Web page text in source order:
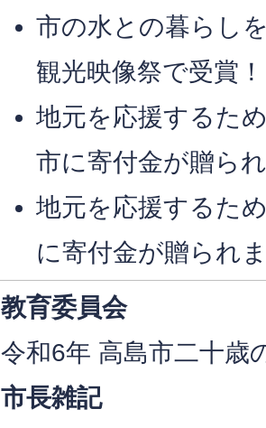
市の水との暮らし
観光映像祭で受賞！
地元を応援するた
市に寄付金が贈ら
地元を応援するた
に寄付金が贈られ
教育委員会
令和6年 高島市二十歳
市長雑記